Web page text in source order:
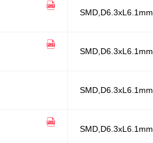
SMD,D6.3xL6.1mm
SMD,D6.3xL6.1mm
SMD,D6.3xL6.1mm
SMD,D6.3xL6.1mm